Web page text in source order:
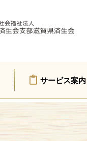
サービス案内